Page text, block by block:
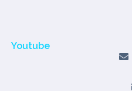
Youtube